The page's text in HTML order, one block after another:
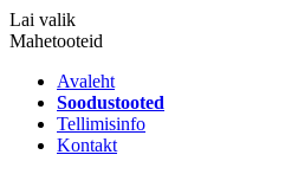
Lai valik
Mahetooteid
Avaleht
Soodustooted
Tellimisinfo
Kontakt